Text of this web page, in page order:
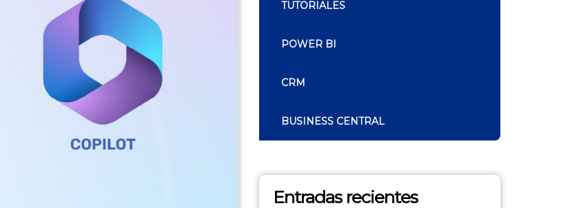
TUTORIALES
POWER BI
CRM
BUSINESS CENTRAL
Entradas recientes